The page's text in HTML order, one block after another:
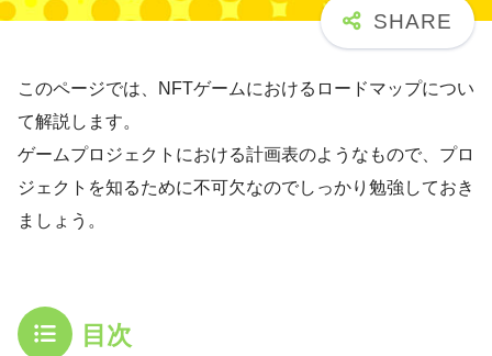
このページでは、NFTゲームにおけるロードマップについ
て解説します。
ゲームプロジェクトにおける計画表のようなもので、プロ
ジェクトを知るために不可欠なのでしっかり勉強しておき
ましょう。
目次